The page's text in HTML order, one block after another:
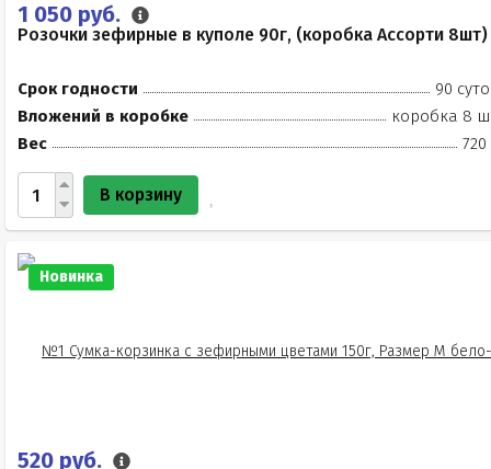
1 050 руб.
Розочки зефирные в куполе 90г, (коробка Ассорти 8шт)
Срок годности
90
Вложений в коробке
коробка 8
Вес
720
В корзину
Новинка
520 руб.